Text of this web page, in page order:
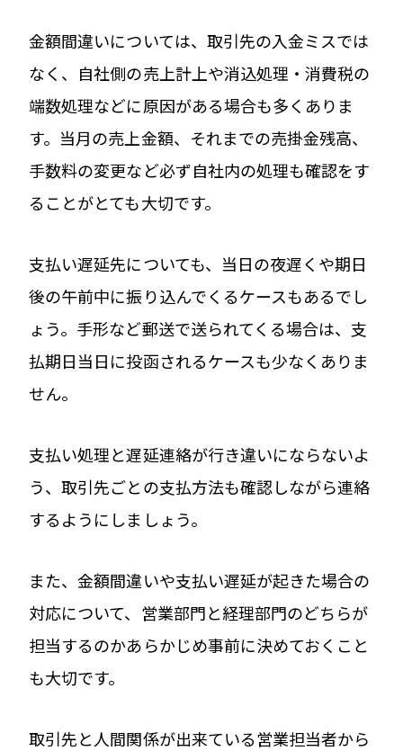
金額間違いについては、取引先の入金ミスでは
なく、自社側の売上計上や消込処理・消費税の
端数処理などに原因がある場合も多くありま
す。当月の売上金額、それまでの売掛金残高、
手数料の変更など必ず自社内の処理も確認をす
ることがとても大切です。
支払い遅延先についても、当日の夜遅くや期日
後の午前中に振り込んでくるケースもあるでし
ょう。手形など郵送で送られてくる場合は、支
払期日当日に投函されるケースも少なくありま
せん。
支払い処理と遅延連絡が行き違いにならないよ
う、取引先ごとの支払方法も確認しながら連絡
するようにしましょう。
また、金額間違いや支払い遅延が起きた場合の
対応について、営業部門と経理部門のどちらが
担当するのかあらかじめ事前に決めておくこと
も大切です。
取引先と人間関係が出来ている営業担当者から